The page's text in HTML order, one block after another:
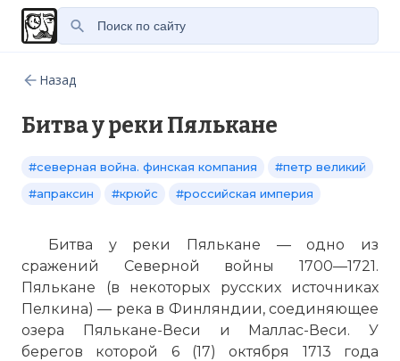
Назад
Битва у реки Пялькане
#северная война. финская компания
#петр великий
#апраксин
#крюйс #российская империя
Битва у реки Пялькане — одно из
сражений Северной войны 1700—1721.
Пялькане (в некоторых русских источниках
Пелкина) — река в Финляндии, соединяющее
озера Пялькане-Веси и Маллас-Веси. У
берегов которой 6 (17) октября 1713 года